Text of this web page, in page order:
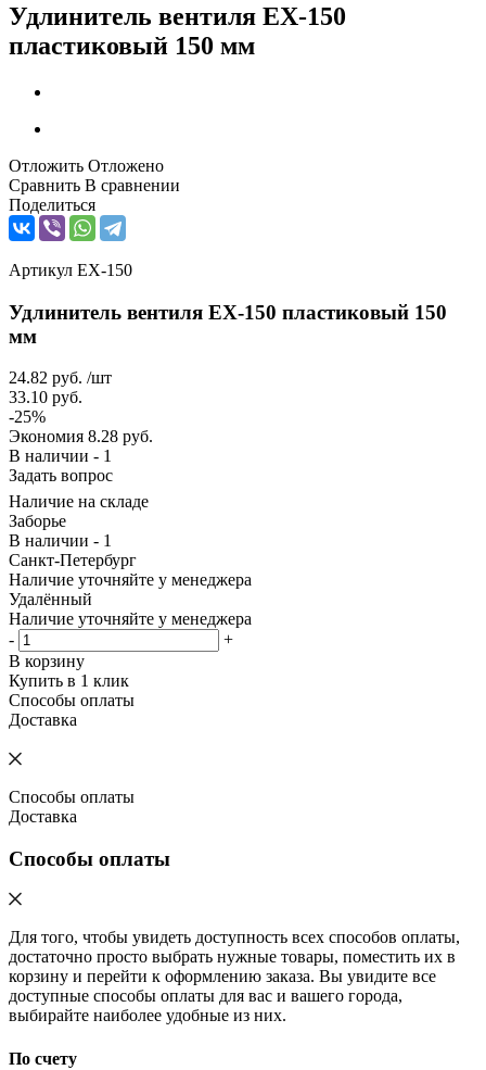
Удлинитель вентиля ЕХ-150
пластиковый 150 мм
Отложить Отложено
Сравнить В сравнении
Поделиться
Артикул ЕХ-150
Удлинитель вентиля ЕХ-150 пластиковый 150
мм
24.82 руб. /шт
33.10 руб.
-25%
Экономия 8.28 руб.
В наличии - 1
Задать вопрос
Наличие на складе
Заборье
В наличии - 1
Санкт-Петербург
Наличие уточняйте у менеджера
Удалённый
Наличие уточняйте у менеджера
-
+
В корзину
Купить в 1 клик
Способы оплаты
Доставка
Способы оплаты
Доставка
Способы оплаты
Для того, чтобы увидеть доступность всех способов оплаты,
достаточно просто выбрать нужные товары, поместить их в
корзину и перейти к оформлению заказа. Вы увидите все
доступные способы оплаты для вас и вашего города,
выбирайте наиболее удобные из них.
По счету